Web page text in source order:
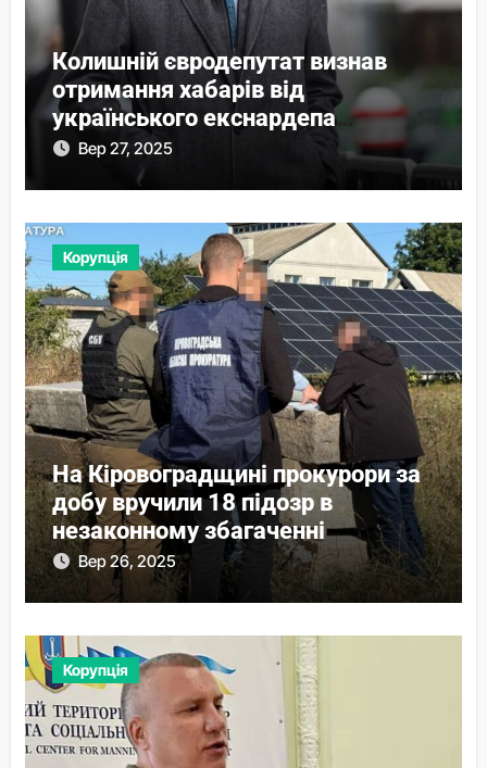
Колишній євродепутат визнав
отримання хабарів від
українського екснардепа
Волошина
Вер 27, 2025
Корупція
На Кіровоградщині прокурори за
добу вручили 18 підозр в
незаконному збагаченні
Вер 26, 2025
Корупція